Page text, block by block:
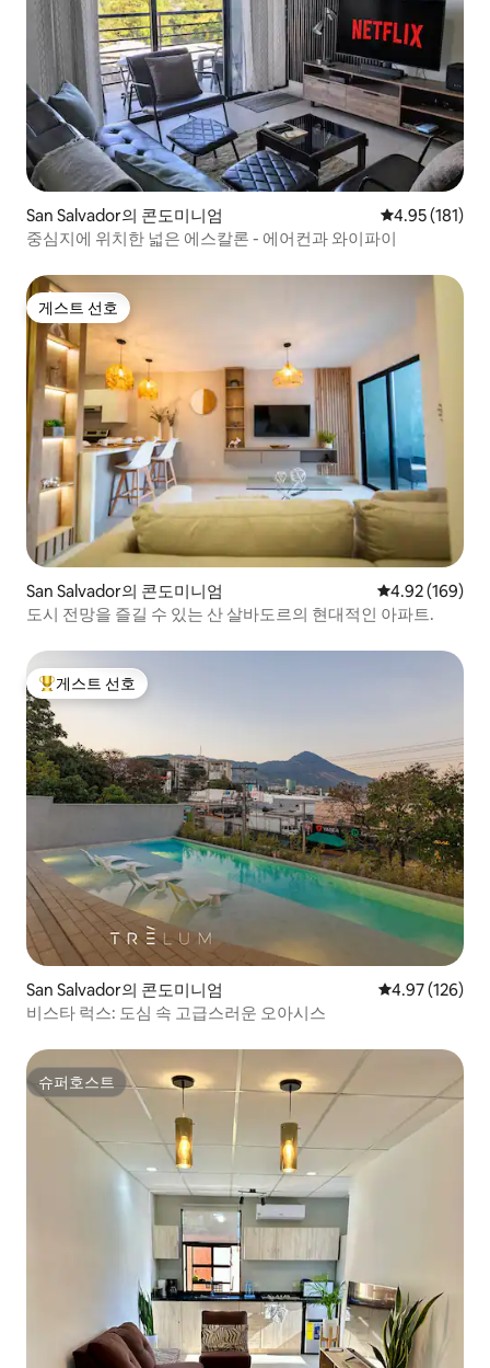
San Salvador의 콘도미니엄 평점 4.95점(5
4.95 (181)
중심지에 위치한 넓은 에스칼론 - 에어컨과 와이파이
게스트 선호
게스트 선호
San Salvador의 콘도미니엄 평점 4.92점(5
4.92 (169)
도시 전망을 즐길 수 있는 산 살바도르의 현대적인 아파트.
상위 게스트 선호
게스트 선호
San Salvador의 콘도미니엄 평점 4.97점(5
4.97 (126)
비스타 럭스: 도심 속 고급스러운 오아시스
슈퍼호스트
슈퍼호스트